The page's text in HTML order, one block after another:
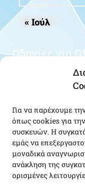
Για να παρέχουμε
όπως cookies για
συσκευών. Η
εμάς να
μοναδικά
ανάκληση της
ορισμένες
« Ιούλ
Οδηγίες για
Κάντε